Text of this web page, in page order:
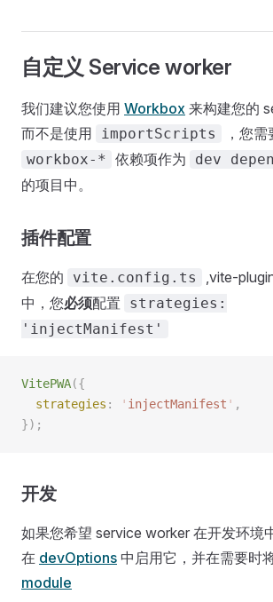
自定义 Service worker
我们建议您使用 Workbox 来构建您的
而不是使用
importScripts ，您
workbox-* 依赖项作为 dev
的项目中。
插件配置
在您的 vite.config.ts
,vite-
中，您必须配置
strategies:
'injectManifest'
VitePWA({
  strategies
: ' injectManifest ' ,
});
开发
如果您希望 service worker 在开发环境
在 devOptions 中启用它，并在需要时
module